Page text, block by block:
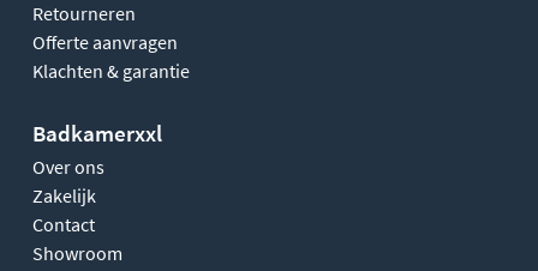
Retourneren
Offerte aanvragen
Klachten & garantie
Badkamerxxl
Over ons
Zakelijk
Contact
Showroom